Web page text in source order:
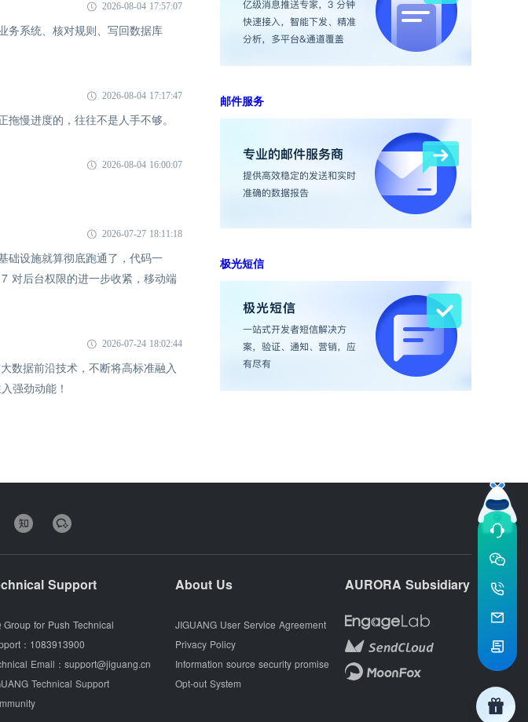
2026-08-04 17:57:07
务系统、核对规则、写回数据库
2026-08-04 17:17:47
慢进度的，往往不是人手不够。
2026-08-04 16:00:07
2026-07-27 18:11:18
础设施就算彻底跑通了，代码一
对后台权限的进一步收紧，移动端
2026-07-24 18:02:44
数据前沿技术，不断将高标准融入
强劲动能！
邮件服务
极光短信
Support
Group for Push Technical
： 1083913900
Email： support@jiguang.cn
Technical Support
About Us
JIGUANG User Service Agreement
Privacy Policy
Information source security promise
Opt-out System
AURORA Subsidiary